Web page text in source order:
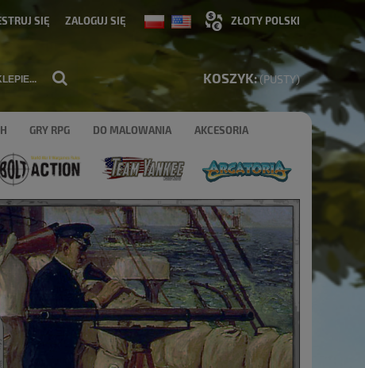
SIĘ ZALOGUJ SIĘ
KOSZYK:(PUSTY)
GRY RPG DO MALOWANIA AKCESORIA